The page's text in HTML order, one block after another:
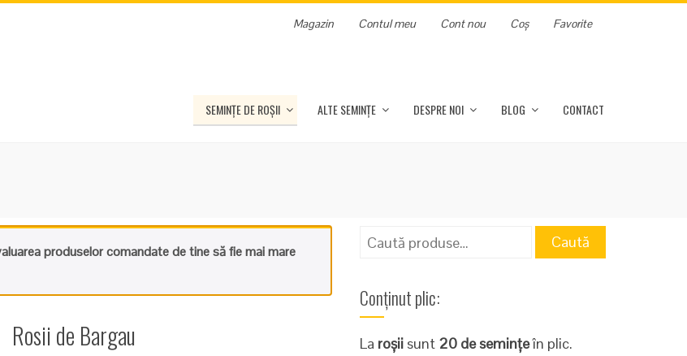
Favorite
Coș
Cont nou
Contul meu
Magazin
SEMINȚE DE ROȘII ALTE SEMINȚE DESPRE NOI BLOG CONTACT
produselor comandate de tine să fie mai mare
Rosii de Bargau
Caută
Caută
Conținut plic:
La roșii sunt 20 de semințeîn plic.